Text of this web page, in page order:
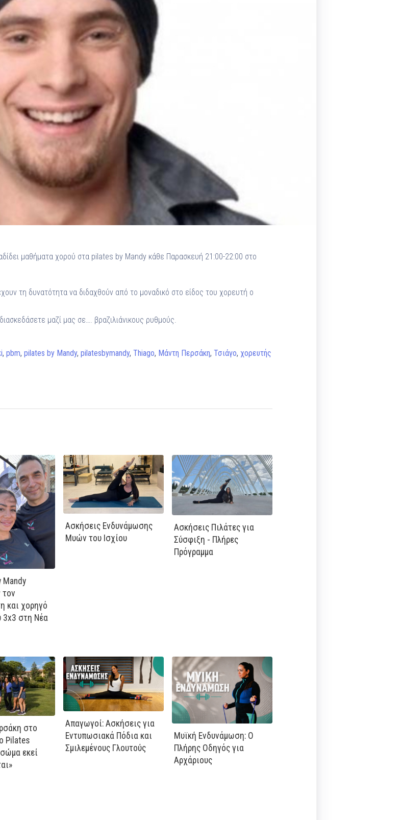
γυμναστήριο κοντά στη θάλασσα
δικό του καταπληκτικό χώρο στον
στην Πεύκη
ΧΩΡΟΣ
στην Καρδιά της Πόλης
ΚΑΝΑΛΙ YOUTUBE
μαθήματα χορού στα pilates by Mandy κάθε Παρασκευή 21:00-22:00 στο
τη δυνατότητα να διδαχθούν από το μοναδικό στο είδος του χορευτή ο
μαζί μας σε…. βραζιλιάνικους ρυθμούς.
, pbm, pilates by Mandy, pilatesbymandy, Thiago, Μάντη Περσάκη, Τσιάγο, χορευτής
Mandy
τον
και χορηγό
3x3 στη Νέα
Ασκήσεις Ενδυνάμωσης
Μυών του Ισχίου
Ασκήσεις Πιλάτες για
Σύσφιξη - Πλήρες
Πρόγραμμα
στο
Pilates
εκεί
Απαγωγοί: Ασκήσεις για
Εντυπωσιακά Πόδια και
Σμιλεμένους Γλουτούς
Μυϊκή Ενδυνάμωση: Ο
Πλήρης Οδηγός για
Αρχάριους